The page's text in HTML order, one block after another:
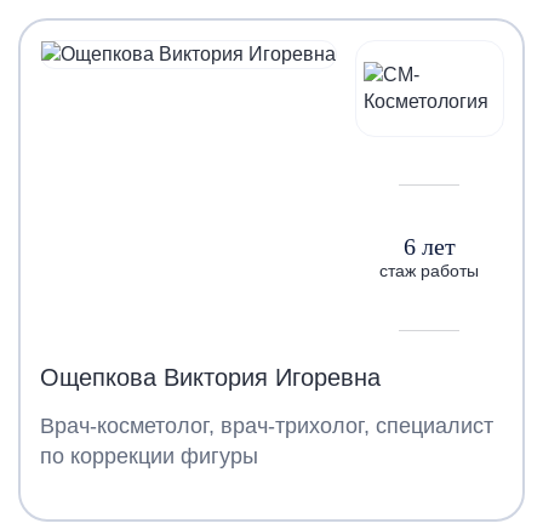
6 лет
стаж работы
Ощепкова Виктория Игоревна
Врач-косметолог, врач-трихолог, специалист
по коррекции фигуры